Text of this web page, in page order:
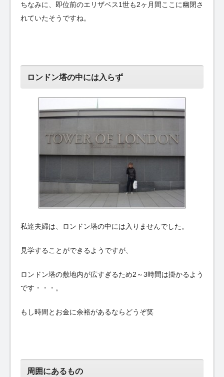
ちなみに、即位前のエリザベス1世も2ヶ月間ここに幽閉さ
れていたそうですね。
ロンドン塔の中には入らず
私達夫婦は、ロンドン塔の中には入りませんでした。
見学することができるようですが、
ロンドン塔の敷地内が広すぎるため2～3時間は掛かるよう
です・・・。
もし時間とお金に余裕があるならどうぞ笑
周囲にあるもの